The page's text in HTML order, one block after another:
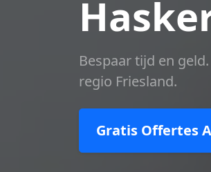
Bespaar tijd en
regio Friesland.
Gratis Offertes